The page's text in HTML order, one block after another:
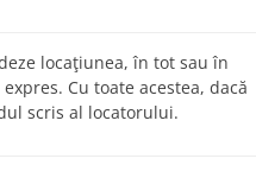
locaţiunea, în tot sau în
Cu toate acestea, dacă
scris al locatorului.